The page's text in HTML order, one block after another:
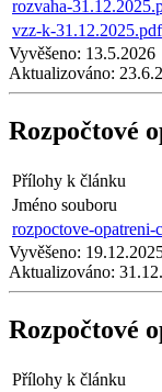
rozvaha-
vzz-k-31.12.2025.pdf
Vyvěšeno: 13.5.2026
Aktualizováno:
Rozpočtové
Přílohy k článku
Jméno souboru
rozpoctove-opatreni-
Vyvěšeno:
Aktualizováno:
Rozpočtové
Přílohy k článku